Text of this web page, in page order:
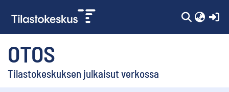
OTOS
Tilastokeskuksen julkaisut verkossa